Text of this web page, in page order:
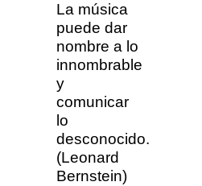
La música
puede dar
nombre a lo
innombrable
y
comunicar
lo
desconocido.
(Leonard
Bernstein)